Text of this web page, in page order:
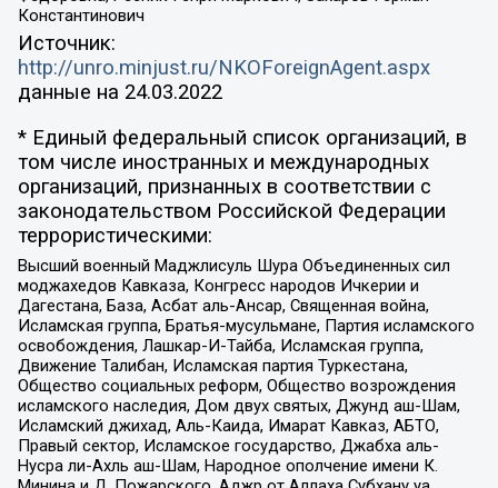
Константинович
Источник:
http://unro.minjust.ru/NKOForeignAgent.aspx
данные на 24.03.2022
* Единый федеральный список организаций, в
том числе иностранных и международных
организаций, признанных в соответствии с
законодательством Российской Федерации
террористическими:
Высший военный Маджлисуль Шура Объединенных сил
моджахедов Кавказа, Конгресс народов Ичкерии и
Дагестана, База, Асбат аль-Ансар, Священная война,
Исламская группа, Братья-мусульмане, Партия исламского
освобождения, Лашкар-И-Тайба, Исламская группа,
Движение Талибан, Исламская партия Туркестана,
Общество социальных реформ, Общество возрождения
исламского наследия, Дом двух святых, Джунд аш-Шам,
Исламский джихад, Аль-Каида, Имарат Кавказ, АБТО,
Правый сектор, Исламское государство, Джабха аль-
Нусра ли-Ахль аш-Шам, Народное ополчение имени К.